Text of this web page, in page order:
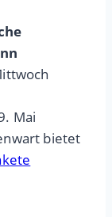
Mai
bietet